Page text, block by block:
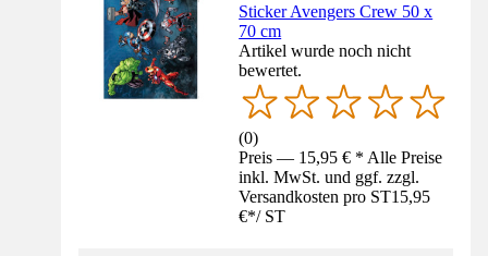
Sticker Avengers Crew 50 x
70 cm
Artikel wurde noch nicht
bewertet.
(0)
Preis — 15,95 € * Alle Preise
inkl. MwSt. und ggf. zzgl.
Versandkosten pro ST15,95
€*/ ST